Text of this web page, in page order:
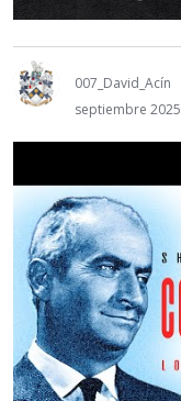
007_David_Acín
septiembre 2025